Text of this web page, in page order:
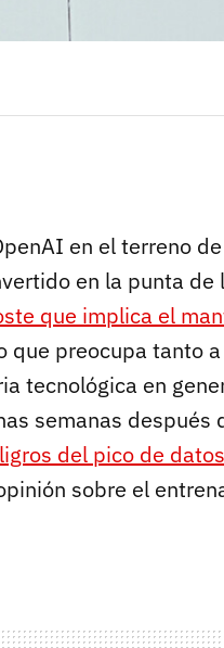
en el terreno
en la punta de
que implica el
que preocupa tanto
tecnológica en
semanas después
del pico de datos
sobre el